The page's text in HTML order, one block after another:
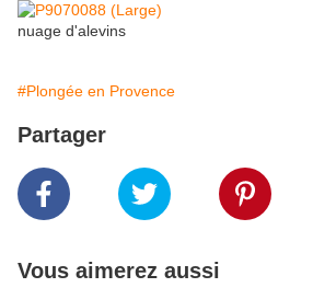
nuage d'alevins
#Plongée en Provence
Partager
Vous aimerez aussi